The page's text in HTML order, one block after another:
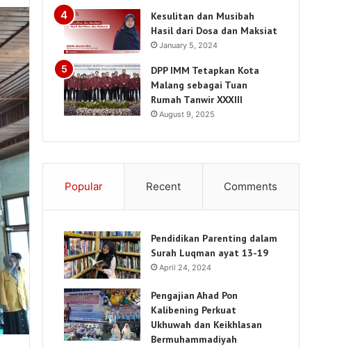
Kesulitan dan Musibah
Hasil dari Dosa dan Maksiat
January 5, 2024
DPP IMM Tetapkan Kota
Malang sebagai Tuan
Rumah Tanwir XXXIII
August 9, 2025
Popular Recent Comments
Pendidikan Parenting dalam
Surah Luqman ayat 13-19
April 24, 2024
Pengajian Ahad Pon
Kalibening Perkuat
Ukhuwah dan Keikhlasan
Bermuhammadiyah